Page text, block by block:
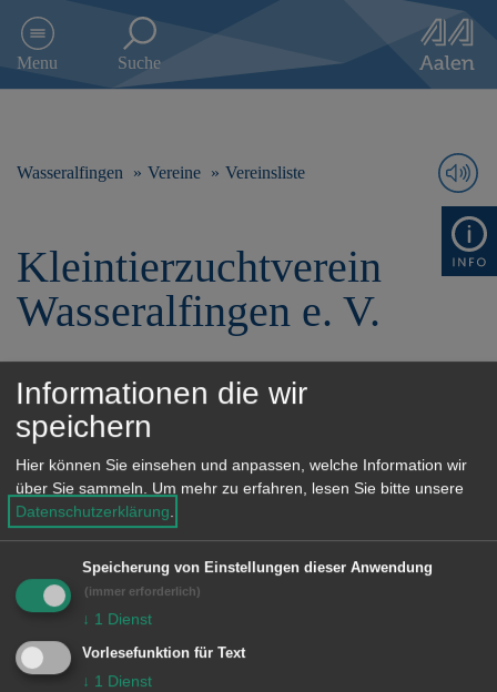
e
n
g
Menu Suche
Wasseralfingen Vereine Vereinsliste
Kleintierzuchtverein
Wasseralfingen e. V.
Porträt
Förderung der Kleintierzucht. Wahrung
der Zucht seltener Rassen.
Unsere Anschrift
Binsengasse 7/1
73433 Aalen-Wasseralfingen
Informationen die wir
speichern
Hier können Sie einsehen und anpassen, welche Information wir
über Sie sammeln. Um mehr zu erfahren, lesen Sie bitte unsere
Datenschutzerklärung.
Speicherung von Einstellungen dieser Anwendung
(immer erforderlich)
↓ 1 Dienst
Vorlesefunktion für Text
↓ 1 Dienst